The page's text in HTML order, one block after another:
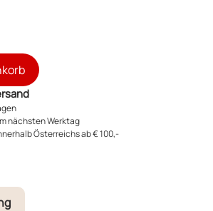
nächsten Werktag
Österreichs ab € 100,-